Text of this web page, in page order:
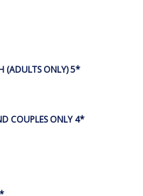
(ADULTS ONLY) 5*
COUPLES ONLY 4*